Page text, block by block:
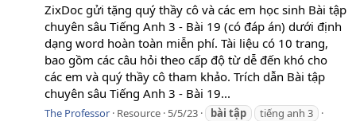
ZixDoc gửi tặng quý thầy cô và các em học sinh Bài tập
chuyên sâu Tiếng Anh 3 - Bài 19 (có đáp án) dưới định
dạng word hoàn toàn miễn phí. Tài liệu có 10 trang,
bao gồm các câu hỏi theo cấp độ từ dễ đến khó cho
các em và quý thầy cô tham khảo. Trích dẫn Bài tập
chuyên sâu Tiếng Anh 3 - Bài 19...
The Professor Resource 5/5/23 bài tập
tiếng anh 3